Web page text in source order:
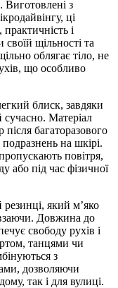
Виготовлені з
ці
і
щільності та
облягає тіло, не
що особливо
блиск, завдяки
Матеріал
багаторазового
на шкірі.
повітря,
або під час фізичної
який м’яко
Довжина до
свободу рухів і
танцями чи
з
дозволяючи
так і для вулиці.